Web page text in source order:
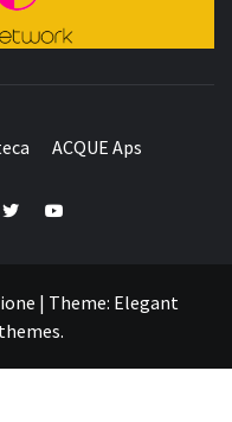
ACQUE Aps
TwitterYouTube
| Theme: Elegant
.